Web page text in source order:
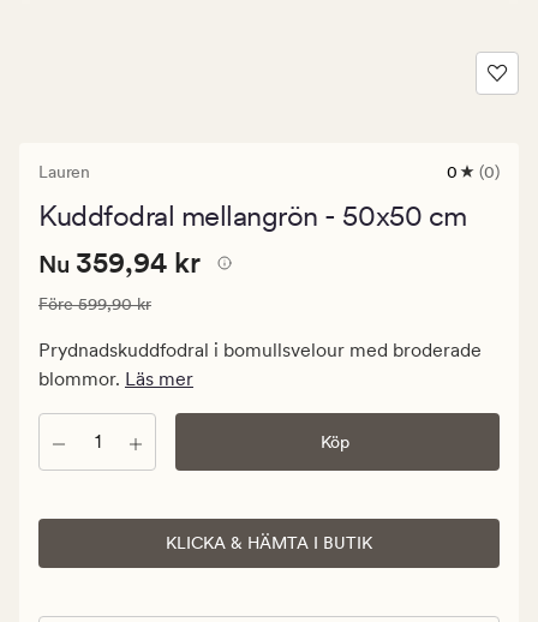
Lauren
0
med
0 (0)
Kuddfodral mellangrön - 50x50 cm
Nuvarande
359,94
kr.
Ordinarie
Nuvarande pris
Nu 359,94 kr
Ordinarie pris 599,90 kr
Före599,90 kr
Prydnadskuddfodral i bomullsvelour med broderade
blommor. Läs mer
Antal Köp
KLICKA & HÄMTA I BUTIK